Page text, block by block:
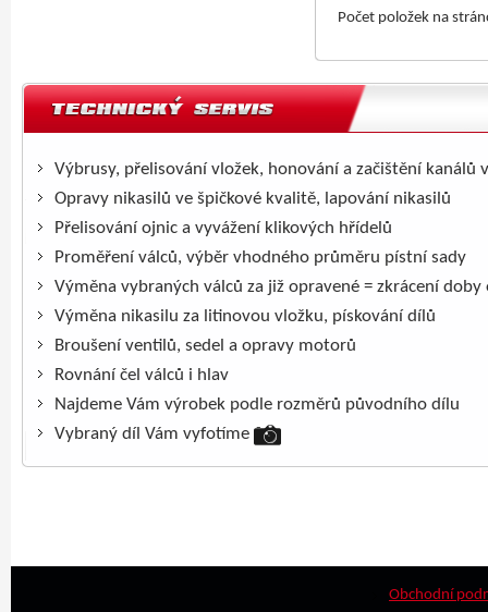
Počet položek na
Výbrusy, přelisování vložek, honování a začištění kanálů
Opravy nikasilů ve špičkové kvalitě, lapování nikasilů
Přelisování ojnic a vyvážení klikových hřídelů
Proměření válců, výběr vhodného průměru pístní sady
Výměna vybraných válců za již opravené = zkrácení doby
Výměna nikasilu za litinovou vložku, pískování dílů
Broušení ventilů, sedel a opravy motorů
Rovnání čel válců i hlav
Najdeme Vám výrobek podle rozměrů původního dílu
Vybraný díl Vám vyfotíme
Obchodní